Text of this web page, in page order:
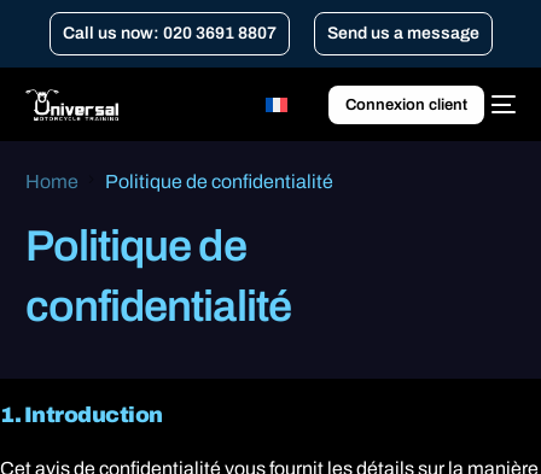
Call us now: 020 3691 8807 Send us a message
Connexion client
Home Politique de confidentialité
Politique de
confidentialité
1. Introduction
Cet avis de confidentialité vous fournit les détails sur la manière